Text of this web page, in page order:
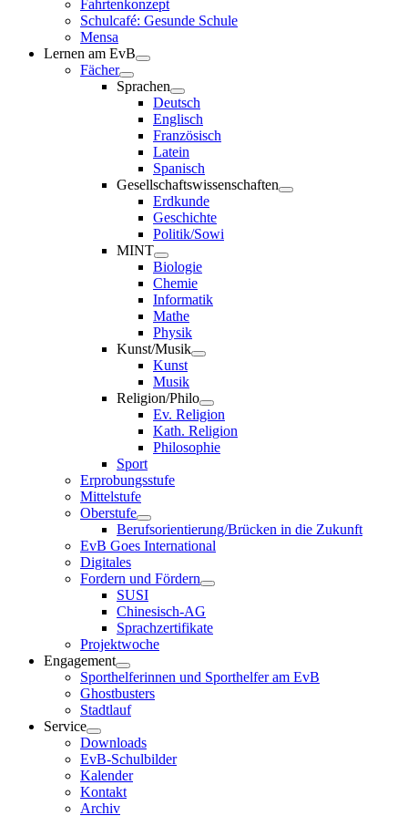
Fahrtenkonzept
Schulcafé: Gesunde Schule
Mensa
Lernen am EvB
Fächer
Sprachen
Deutsch
Englisch
Französisch
Latein
Spanisch
Gesellschaftswissenschaften
Erdkunde
Geschichte
Politik/Sowi
MINT
Biologie
Chemie
Informatik
Mathe
Physik
Kunst/Musik
Kunst
Musik
Religion/Philo
Ev. Religion
Kath. Religion
Philosophie
Sport
Erprobungsstufe
Mittelstufe
Oberstufe
Berufsorientierung/Brücken in die Zukunft
EvB Goes International
Digitales
Fordern und Fördern
SUSI
Chinesisch-AG
Sprachzertifikate
Projektwoche
Engagement
Sporthelferinnen und Sporthelfer am EvB
Ghostbusters
Stadtlauf
Service
Downloads
EvB-Schulbilder
Kalender
Kontakt
Archiv